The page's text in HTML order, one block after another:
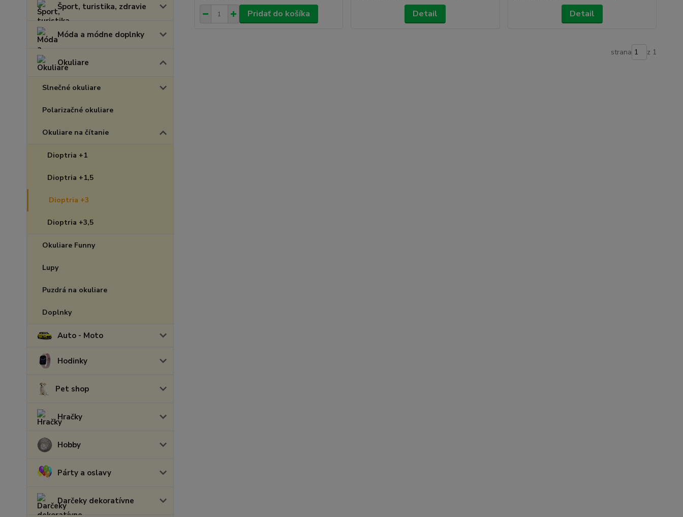
Šport, turistika, zdravie
Móda a módne doplnky
Okuliare
Slnečné okuliare
Polarizačné okuliare
Okuliare na čítanie
Dioptria +1
Dioptria +1,5
Dioptria +3
Dioptria +3,5
Okuliare Funny
Lupy
Puzdrá na okuliare
Doplnky
Auto - Moto
Hodinky
Pet shop
Hračky
Hobby
Párty a oslavy
Darčeky dekoratívne
Pridať do košíka Detail Detail
strana z 1